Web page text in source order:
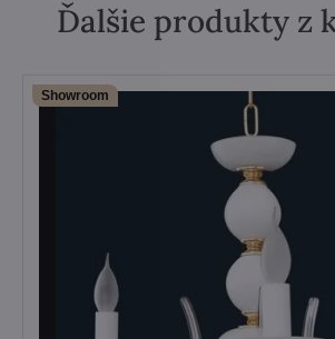
Ďalšie produkty z
Showroom